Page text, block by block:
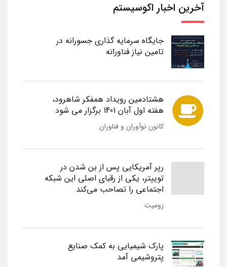
آخرین اخبار اکوسیستم
جایگاه سرمایه گذاری جسورانه در
تامین نیاز فناورانه
هشتادمین رویداد همفکر شاهرود،
هفته اول آبان 1401 برگزار می شود
کانون نوآوران و فناوران
رپر آمریکایی پس از بن شدن در
توییتر، یکی از رقبای اصلی این شبکه
اجتماعی را تصاحب می‌کند
زومیت
پارک شیمیایی به کمک صنایع
پتروشیمی آمد